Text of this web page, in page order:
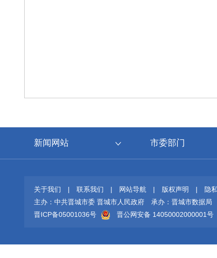
新闻网站 市委部门
关于我们 | 联系我们 | 网站导航 | 版权声明 |
隐
主办：中共晋城市委 晋城市人民政府
承办：晋城市数据局
晋ICP备05001036号
晋公网安备 14050002000001号